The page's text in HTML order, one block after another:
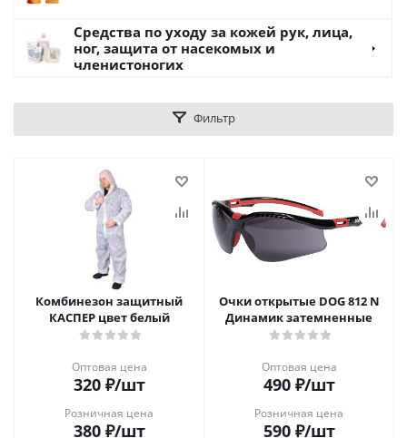
Средства по уходу за кожей рук, лица,
ног, защита от насекомых и
членистоногих
Фильтр
Комбинезон защитный
КАСПЕР цвет белый
Оптовая цена
320₽/шт
Розничная цена
380₽/шт
Очки открытые DOG 812 N
Динамик затемненные
Оптовая цена
490₽/шт
Розничная цена
590₽/шт